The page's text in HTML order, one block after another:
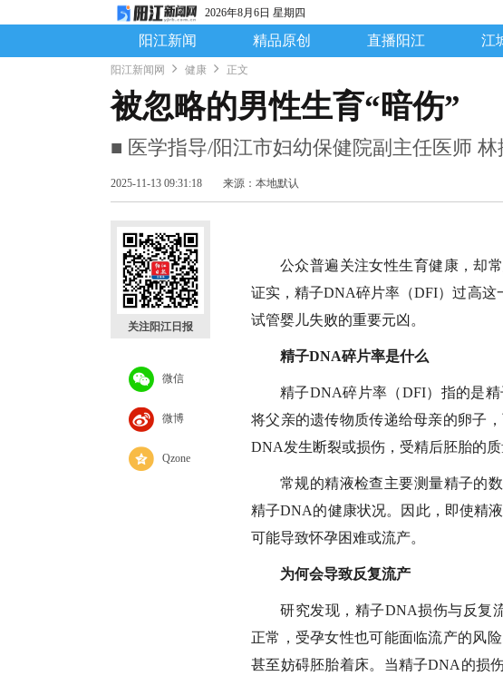
2026年8月6日 星期四
阳江新闻 精品原创 直播阳江 江
阳江新闻网 健康 正文
被忽略的男性生育“暗伤”
■ 医学指导/阳江市妇幼保健院副主任医师 林
2025-11-13 09:31:18 来源：本地默认
关注阳江日报
微信
微博
Qzone
公众普遍关注女性生育健康，却
证实，精子DNA碎片率（DFI）过高这
试管婴儿失败的重要元凶。
精子DNA碎片率是什么
精子DNA碎片率（DFI）指的是
将父亲的遗传物质传递给母亲的卵子
DNA发生断裂或损伤，受精后胚胎的
常规的精液检查主要测量精子的
精子DNA的健康状况。因此，即使精
可能导致怀孕困难或流产。
为何会导致反复流产
研究发现，精子DNA损伤与反复
正常，受孕女性也可能面临流产的风
甚至妨碍胚胎着床。当精子DNA的损